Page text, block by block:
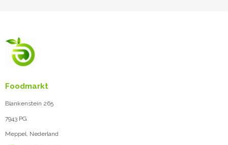
Foodmarkt
Blankenstein 265
7943 PG
Meppel, Nederland